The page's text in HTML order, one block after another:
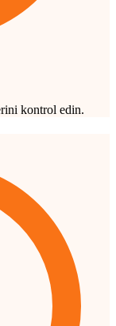
kontrol edin.